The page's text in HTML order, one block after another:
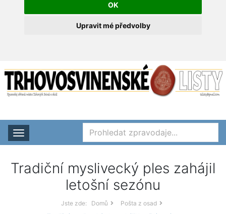
OK
Upravit mé předvolby
Rozbalit nabídku
Tradiční myslivecký ples zahájil
letošní sezónu
Jste zde: Domů
Pošta z osad